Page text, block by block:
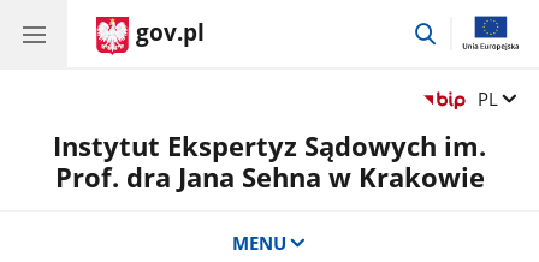
gov.pl
przejdź
Zmień
PL
Instytut Ekspertyz Sądowych im.
Prof. dra Jana Sehna w Krakowie
MENU